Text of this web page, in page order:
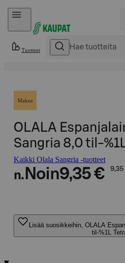
Hyppää sisältöön
Tuotteet
Makea
OLALA
Sangria 8,0 til-
Kaikki Olala Sangria -tuotteet
n. Noin9,35 € 9,35
Lisää suosikkeihin, OLALA
til-%1L